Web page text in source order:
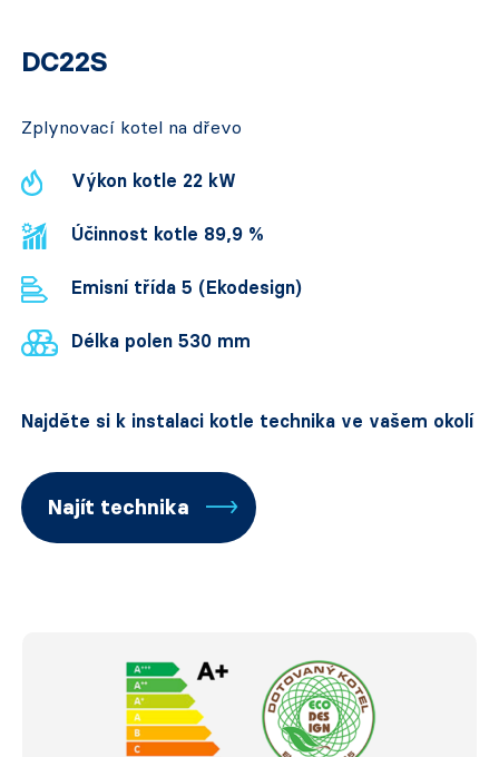
DC22S
Zplynovací kotel na dřevo
Výkon kotle 22 kW
Účinnost kotle 89,9 %
Emisní třída 5 (Ekodesign)
Délka polen 530 mm
Najděte si k instalaci kotle technika ve vašem okolí
Najít technika